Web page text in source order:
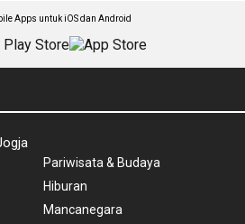
Apps untuk iOS dan Android
Pariwisata & Budaya
Hiburan
Mancanegara